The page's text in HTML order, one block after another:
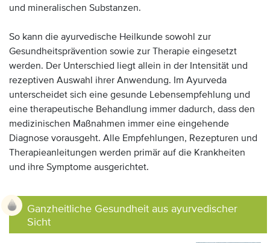
und mineralischen Substanzen.
So kann die ayurvedische Heilkunde sowohl zur
Gesundheitsprävention sowie zur Therapie eingesetzt
werden. Der Unterschied liegt allein in der Intensität und
rezeptiven Auswahl ihrer Anwendung. Im Ayurveda
unterscheidet sich eine gesunde Lebensempfehlung und
eine therapeutische Behandlung immer dadurch, dass den
medizinischen Maßnahmen immer eine eingehende
Diagnose vorausgeht. Alle Empfehlungen, Rezepturen und
Therapieanleitungen werden primär auf die Krankheiten
und ihre Symptome ausgerichtet.
Ganzheitliche Gesundheit aus ayurvedischer
Sicht